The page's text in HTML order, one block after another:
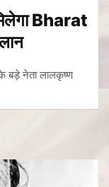
Bharat
के बड़े नेता लालकृष्ण